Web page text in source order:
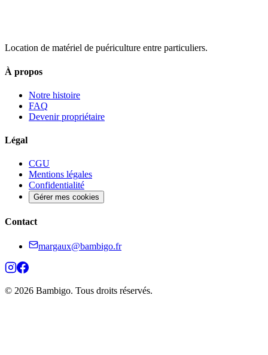
Location de matériel de puériculture entre particuliers.
À propos
Notre histoire
FAQ
Devenir propriétaire
Légal
CGU
Mentions légales
Confidentialité
Gérer mes cookies
Contact
margaux@bambigo.fr
© 2026 Bambigo. Tous droits réservés.